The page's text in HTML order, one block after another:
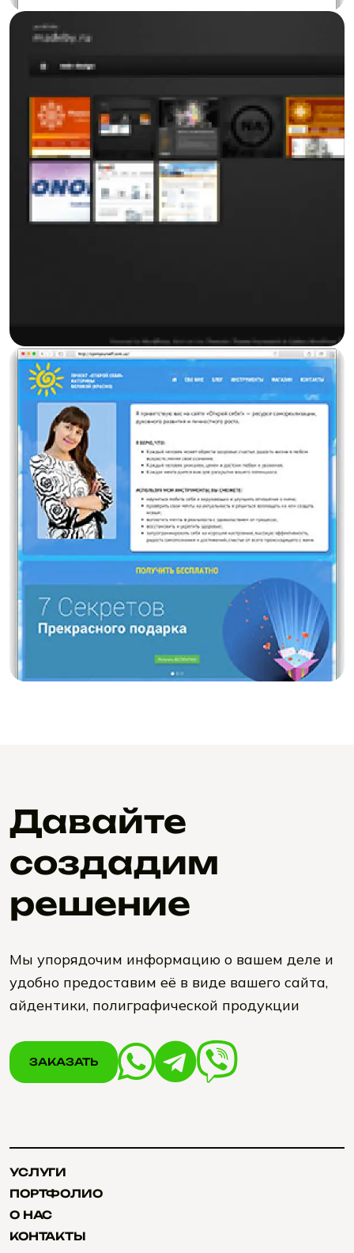
2.0
Давайте
создадим
решение
Мы упорядочим информацию о вашем деле и
удобно предоставим её в виде вашего сайта,
айдентики, полиграфической продукции
ЗАКАЗАТЬ
УСЛУГИ
ПОРТФОЛИО
О НАС
КОНТАКТЫ